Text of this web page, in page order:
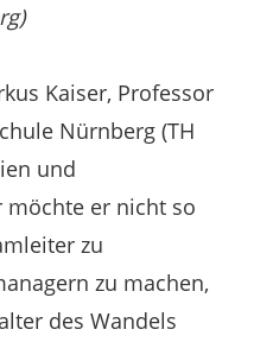
Kaiser, Professor
Nürnberg (TH
und
möchte er nicht so
zu
zu machen,
des Wandels